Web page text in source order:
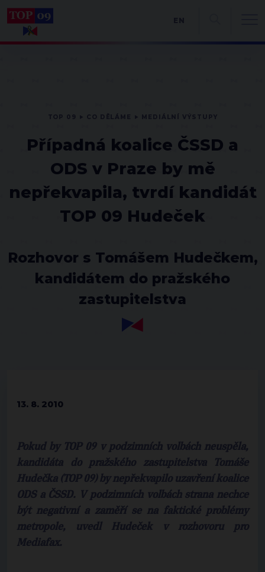
Případná koalice ČSSD a
ODS v Praze by mě
nepřekvapila, tvrdí kandidát
TOP 09 Hudeček
Rozhovor s Tomášem Hudečkem,
kandidátem do pražského
zastupitelstva
13. 8. 2010
Pokud by TOP 09 v podzimních volbách neuspěla,
kandidáta do pražského zastupitelstva Tomáše
Hudečka (TOP 09) by nepřekvapilo uzavření koalice
ODS a ČSSD. V podzimních volbách strana nechce
být negativní a zaměří se na faktické problémy
metropole, uvedl Hudeček v rozhovoru pro
Mediafax.